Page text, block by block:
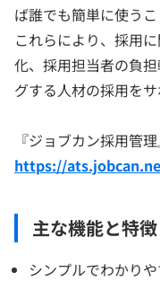
ば誰でも簡単に使うこ
これらにより、採用
化、採用担当者の負
グする人材の採用をサ
『ジョブカン採用管
https://
主な機能と特徴
シンプルでわかり